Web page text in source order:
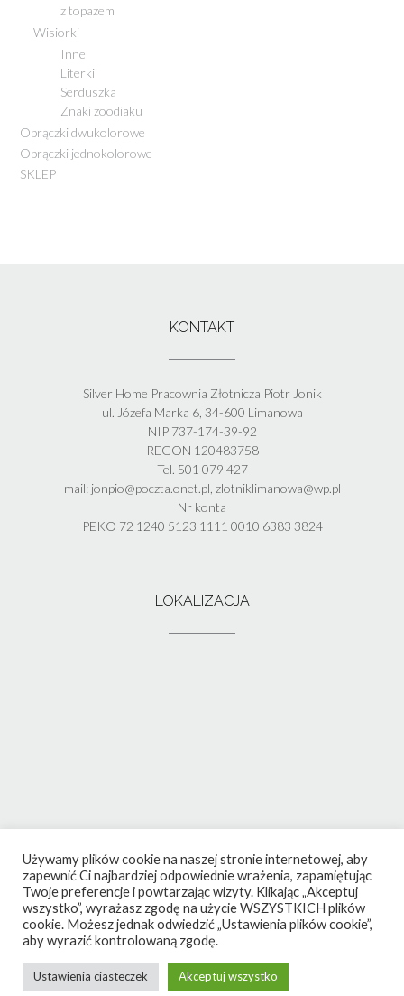
z topazem
Wisiorki
Inne
Literki
Serduszka
Znaki zoodiaku
Obrączki dwukolorowe
Obrączki jednokolorowe
SKLEP
KONTAKT
Silver Home Pracownia Złotnicza Piotr Jonik
ul. Józefa Marka 6, 34-600 Limanowa
NIP 737-174-39-92
REGON 120483758
Tel. 501 079 427
mail: jonpio@poczta.onet.pl, zlotniklimanowa@wp.pl
Nr konta
PEKO 72 1240 5123 1111 0010 6383 3824
LOKALIZACJA
Theme byOut the Box
Używamy plików cookie na naszej stronie internetowej, aby
zapewnić Ci najbardziej odpowiednie wrażenia, zapamiętując
Twoje preferencje i powtarzając wizyty. Klikając „Akceptuj
wszystko”, wyrażasz zgodę na użycie WSZYSTKICH plików
cookie. Możesz jednak odwiedzić „Ustawienia plików cookie”,
aby wyrazić kontrolowaną zgodę.
Ustawienia ciasteczek Akceptuj wszystko